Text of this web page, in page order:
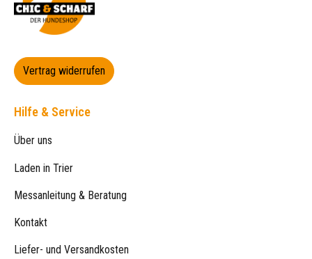
Vertrag widerrufen
Hilfe & Service
Über uns
Laden in Trier
Messanleitung & Beratung
Kontakt
Liefer- und Versandkosten